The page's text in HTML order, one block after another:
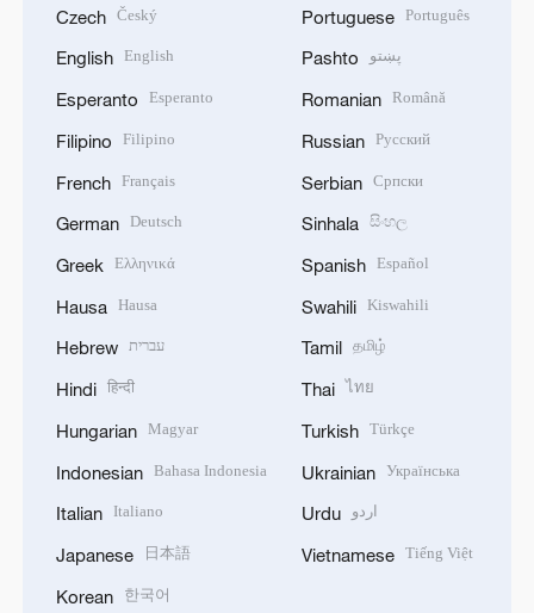
Czech Český
English English
Esperanto Esperanto
Filipino Filipino
French Français
German Deutsch
Greek Ελληνικά
Hausa Hausa
Hebrew עברית
Hindi हिन्दी
Hungarian Magyar
Indonesian Bahasa Indonesia
Italian Italiano
Japanese 日本語
Korean 한국어
Portuguese Português
Pashto پښتو
Romanian Română
Russian Русский
Serbian Српски
Sinhala සිංහල
Spanish Español
Swahili Kiswahili
Tamil தமிழ்
Thai ไทย
Turkish Türkçe
Ukrainian Українська
Urdu اردو
Vietnamese Tiếng Việt